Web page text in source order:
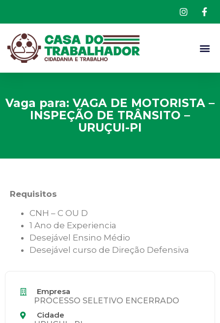
Vaga para: VAGA DE MOTORISTA –
INSPEÇÃO DE TRÂNSITO –
URUÇUI-PI
Requisitos
CNH – C OU D
1 Ano de Experiencia
Desejável Ensino Médio
Desejável curso de Direção Defensiva
Empresa
PROCESSO SELETIVO ENCERRADO
Cidade